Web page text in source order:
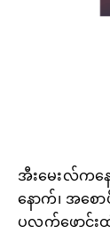
အီးမေးလ်က
နောက်၊ အစေ
ပလက်ဖောင်း